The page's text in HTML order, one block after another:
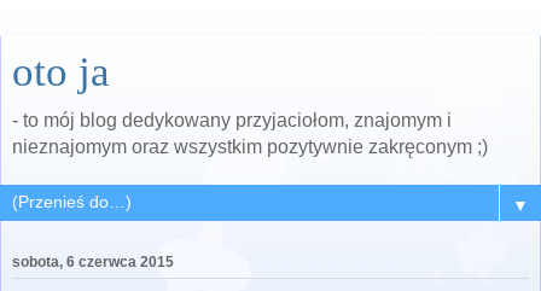
oto ja
- to mój blog dedykowany przyjaciołom, znajomym i
nieznajomym oraz wszystkim pozytywnie zakręconym ;)
▼
sobota, 6 czerwca 2015